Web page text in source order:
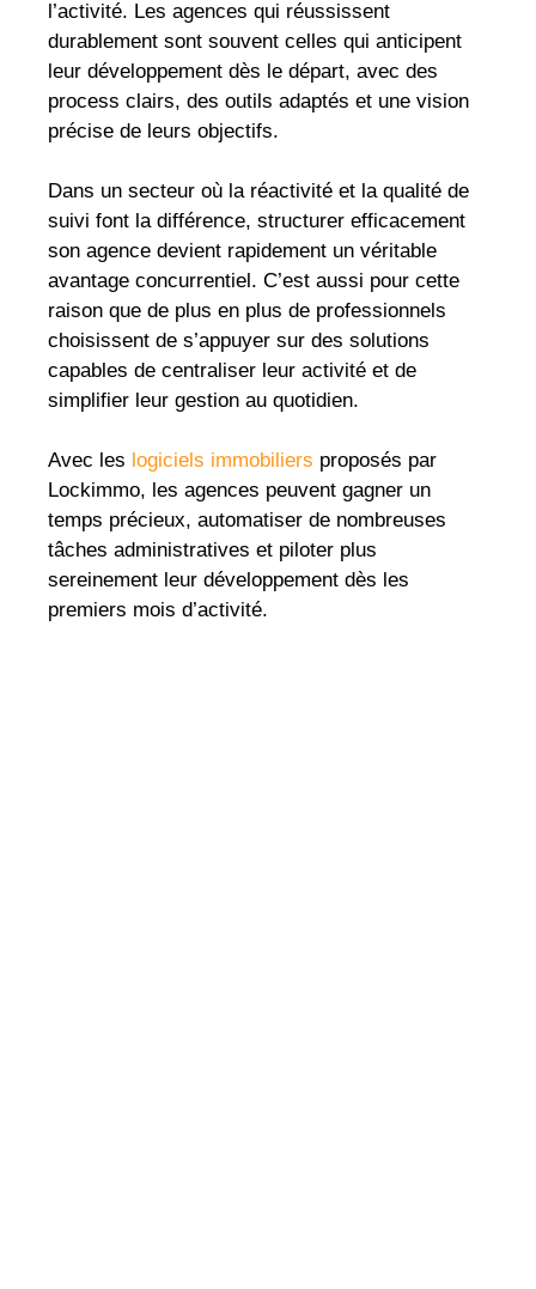
l’activité. Les agences qui réussissent
durablement sont souvent celles qui anticipent
leur développement dès le départ, avec des
process clairs, des outils adaptés et une vision
précise de leurs objectifs.
Dans un secteur où la réactivité et la qualité de
suivi font la différence, structurer efficacement
son agence devient rapidement un véritable
avantage concurrentiel. C’est aussi pour cette
raison que de plus en plus de professionnels
choisissent de s’appuyer sur des solutions
capables de centraliser leur activité et de
simplifier leur gestion au quotidien.
Avec les logiciels immobiliers proposés par
Lockimmo, les agences peuvent gagner un
temps précieux, automatiser de nombreuses
tâches administratives et piloter plus
sereinement leur développement dès les
premiers mois d’activité.